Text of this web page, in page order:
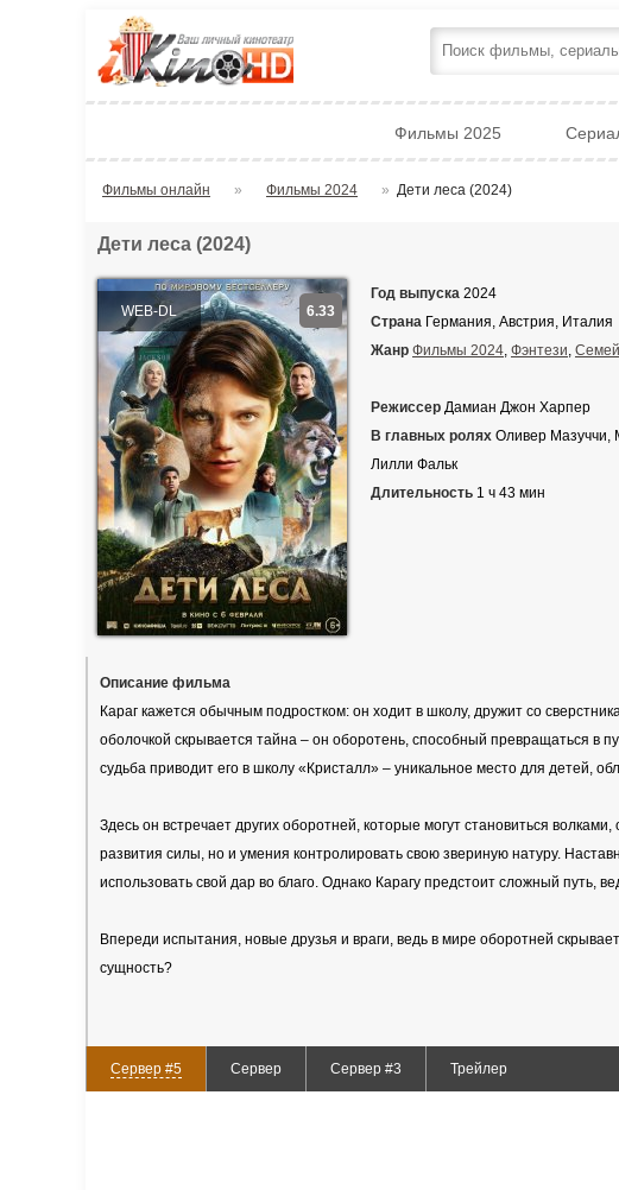
Фильмы 2025
Фильмы онлайн » Фильмы 2024 » Дети леса (2024)
Дети леса (2024)
WEB-DL
Год выпуска 2024
Страна Германия, Австрия, Италия
Жанр Фильмы 2024, Фэнтези,
Режиссер Дамиан Джон Харпер
В главных ролях Оливер Мазуччи,
Лилли Фальк
Длительность 1 ч 43 мин
6.33
Описание фильма
Караг кажется обычным подростком: он ходит в школу, дружит со
оболочкой скрывается тайна – он оборотень, способный превращаться в
судьба приводит его в школу «Кристалл» – уникальное место для детей,
Здесь он встречает других оборотней, которые могут становиться
развития силы, но и умения контролировать свою звериную натуру.
использовать свой дар во благо. Однако Карагу предстоит сложный путь,
Впереди испытания, новые друзья и враги, ведь в мире оборотней
сущность?
Сервер #5 Сервер Сервер #3 Трейлер